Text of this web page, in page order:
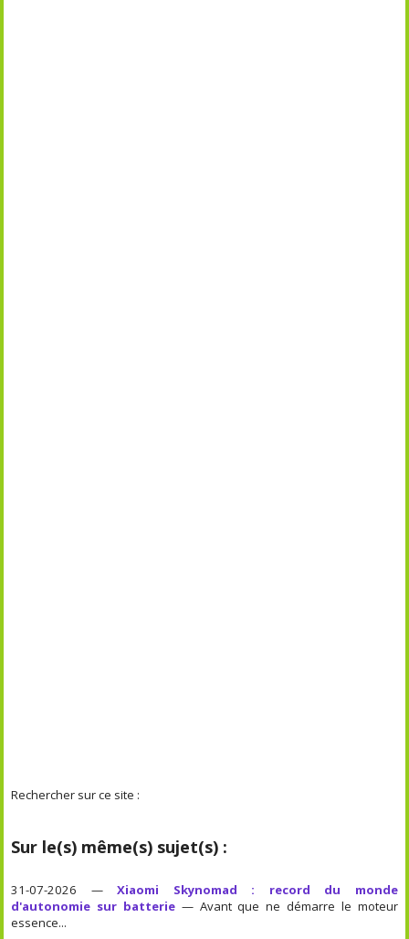
Rechercher sur ce site :
Sur le(s) même(s) sujet(s) :
31-07-2026 —Xiaomi Skynomad : record du monde
d'autonomie sur batterie — Avant que ne démarre le moteur
essence...